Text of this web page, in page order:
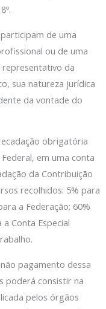
de uma
ou de uma
da
sua natureza jurídica
da vontade do
obrigatória
em uma conta
da Contribuição
recolhidos: 5% para
a Federação; 60%
Conta Especial
pagamento dessa
poderá consistir na
pelos órgãos